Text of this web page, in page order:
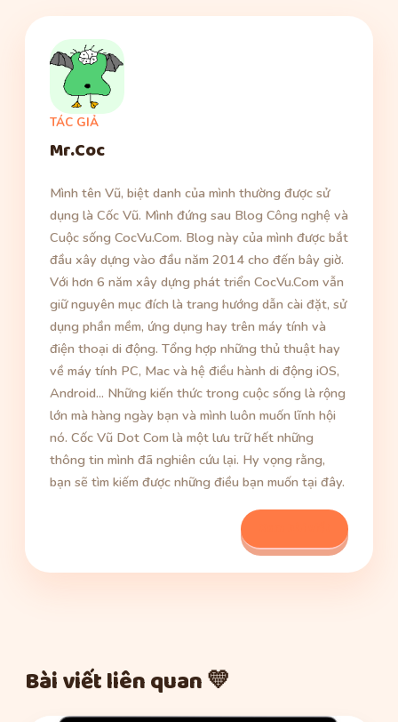
TÁC GIẢ
Mr.Coc
Mình tên Vũ, biệt danh của mình thường được sử
dụng là Cốc Vũ. Mình đứng sau Blog Công nghệ và
Cuộc sống CocVu.Com. Blog này của mình được bắt
đầu xây dựng vào đầu năm 2014 cho đến bây giờ.
Với hơn 6 năm xây dựng phát triển CocVu.Com vẫn
giữ nguyên mục đích là trang hướng dẫn cài đặt, sử
dụng phần mềm, ứng dụng hay trên máy tính và
điện thoại di động. Tổng hợp những thủ thuật hay
về máy tính PC, Mac và hệ điều hành di động iOS,
Android... Những kiến thức trong cuộc sống là rộng
lớn mà hàng ngày bạn và mình luôn muốn lĩnh hội
nó. Cốc Vũ Dot Com là một lưu trữ hết những
thông tin mình đã nghiên cứu lại. Hy vọng rằng,
bạn sẽ tìm kiếm được những điều bạn muốn tại đây.
Bài viết liên quan 💛